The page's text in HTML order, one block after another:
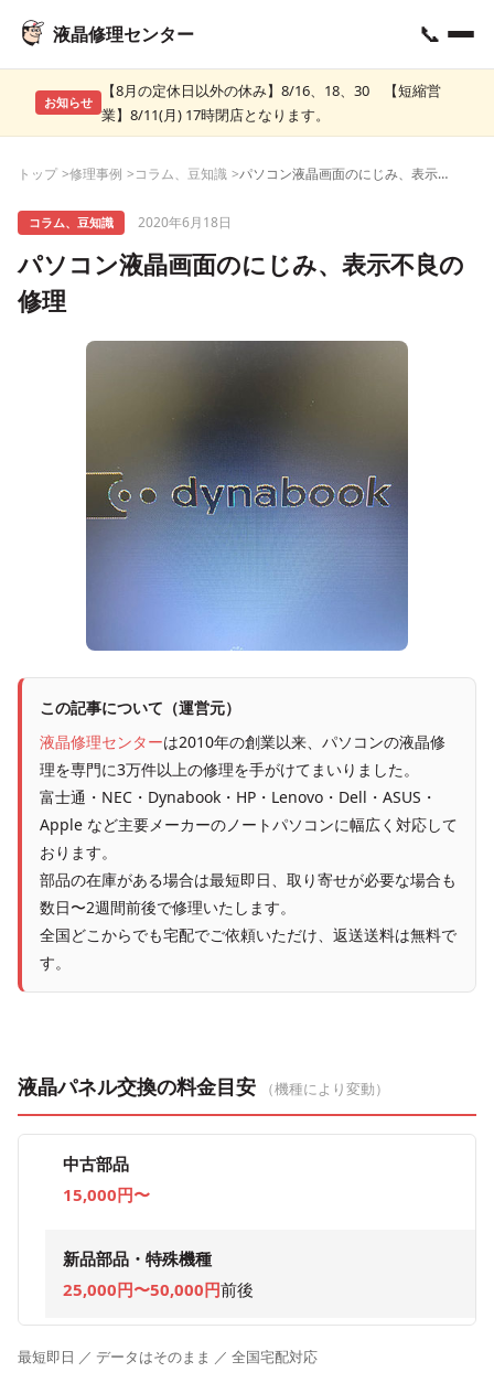
液晶修理センター 📞
お知らせ
【8月の定休日以外の休み】8/16、18、30 【短縮営
業】8/11(月) 17時閉店となります。
トップ 修理事例 コラム、豆知識 パソコン液晶画面のにじみ、表示不良の修理
コラム、豆知識 2020年6月18日
パソコン液晶画面のにじみ、表示不良の
修理
この記事について（運営元）
液晶修理センターは2010年の創業以来、パソコンの液晶修
理を専門に3万件以上の修理を手がけてまいりました。
富士通・NEC・Dynabook・HP・Lenovo・Dell・ASUS・
Apple など主要メーカーのノートパソコンに幅広く対応して
おります。
部品の在庫がある場合は最短即日、取り寄せが必要な場合も
数日〜2週間前後で修理いたします。
全国どこからでも宅配でご依頼いただけ、返送送料は無料で
す。
液晶パネル交換の料金目安 （機種により変動）
中古部品
15,000円〜
新品部品・特殊機種
25,000円〜50,000円前後
最短即日 ／ データはそのまま ／ 全国宅配対応